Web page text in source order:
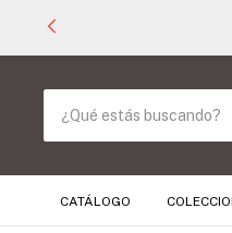
CATÁLOGO